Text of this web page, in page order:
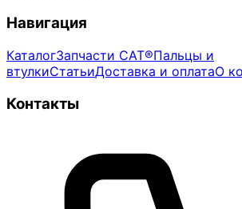
Навигация
КаталогЗапчасти CAT®Пальцы и
втулкиСтатьиДоставка и оплатаО
Контакты